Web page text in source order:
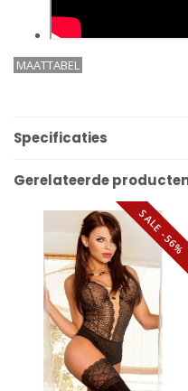
MAATTABEL
Specificaties
Gerelateerde
SALE -56%